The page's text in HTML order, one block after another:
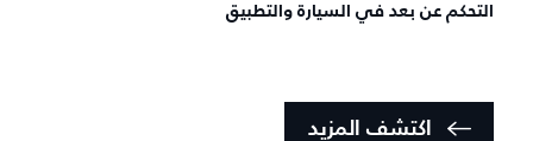
التحكم عن بعد في السيارة والتطبيق
اكتشف المزيد